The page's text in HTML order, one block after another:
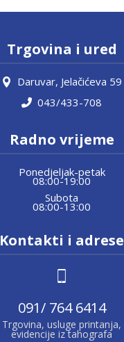
Trgovina i ured
Daruvar, Jelačićeva 59
043/433-708
Radno vrijeme
Ponedjeljak-petak
08:00-19:00
Subota
08:00-13:00
Kontakti i adrese
091/ 764 6414
Trgovina, usluge printanja,
evidencije iz tahografa